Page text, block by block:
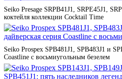
Seiko Presage SRPB41J1, SRPE45J1,
коктейля коллекции Cocktail Time
Seiko Prospex SPB481J1, SPB483J1 и
Coastline с восьмиугольным безелем